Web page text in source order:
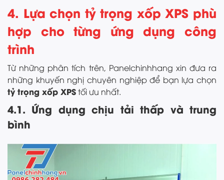
4. Lựa chọn tỷ trọng xốp XPS phù
hợp cho từng ứng dụng công
trình
Từ những phân tích trên, Panelchinhhang xin đưa ra
những khuyến nghị chuyên nghiệp để bạn lựa chọn
tỷ trọng xốp XPStối ưu nhất.
4.1. Ứng dụng chịu tải thấp và trung
bình